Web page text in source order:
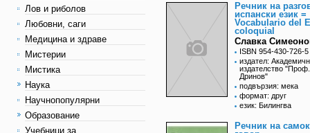
Лов и риболов
Любовни, саги
Медицина и здраве
Мистерии
Мистика
Наука
Научнопопулярни
Образование
Учебници за
Речник на
испански език =
Vocabulario del
coloquial
Славка
ISBN 954-430-726-5
издател:
издателство
Дринов"
подвързия: мека
формат: друг
език: Билингва
Речник на